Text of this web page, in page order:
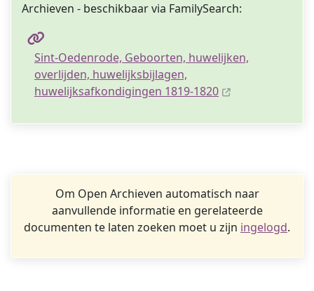
Archieven - beschikbaar via FamilySearch:
Sint-Oedenrode, Geboorten, huwelijken,
overlijden, huwelijksbijlagen,
huwelijksafkondigingen 1819-1820
Om Open Archieven automatisch naar
aanvullende informatie en gerelateerde
documenten te laten zoeken moet u zijn ingelogd.